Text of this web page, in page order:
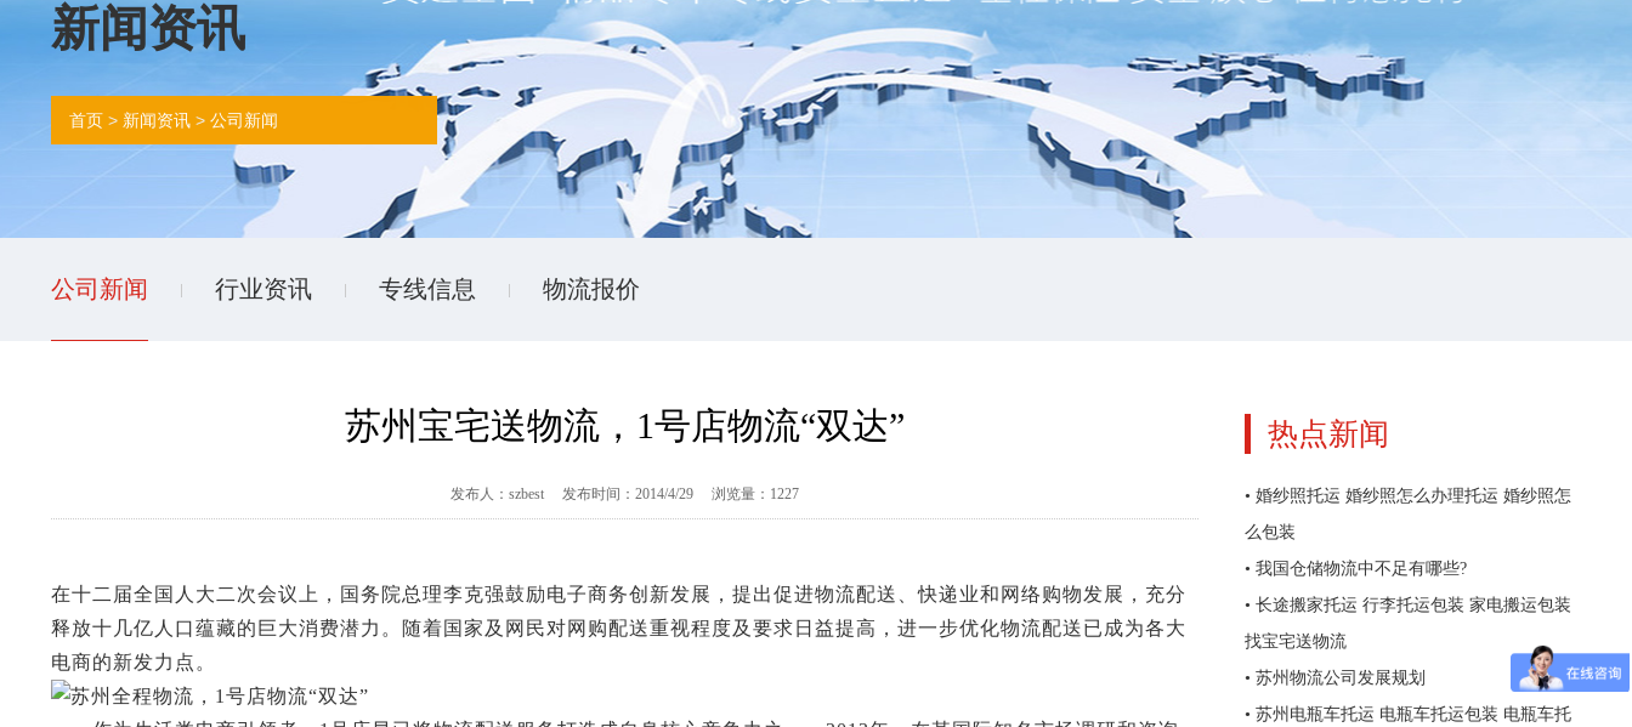
新闻资讯
首页 > 新闻资讯 > 公司新闻
公司新闻 行业资讯 专线信息 物流报价
苏州宝宅送物流，1号店物流“双达”
发布人：szbest 发布时间：2014/4/29 浏览量：1227
在十二届全国人大二次会议上，国务院总理李克强鼓励电子商务创新发展，提出促进物流配送、快递业和网络购物发展，充分
释放十几亿人口蕴藏的巨大消费潜力。随着国家及网民对网购配送重视程度及要求日益提高，进一步优化物流配送已成为各大
电商的新发力点。
热点新闻
• 婚纱照托运 婚纱照怎么办理托运 婚纱照怎
么包装
• 我国仓储物流中不足有哪些?
• 长途搬家托运 行李托运包装 家电搬运包装
找宝宅送物流
• 苏州物流公司发展规划
• 苏州电瓶车托运 电瓶车托运包装 电瓶车托